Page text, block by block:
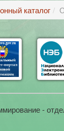
каталог
-